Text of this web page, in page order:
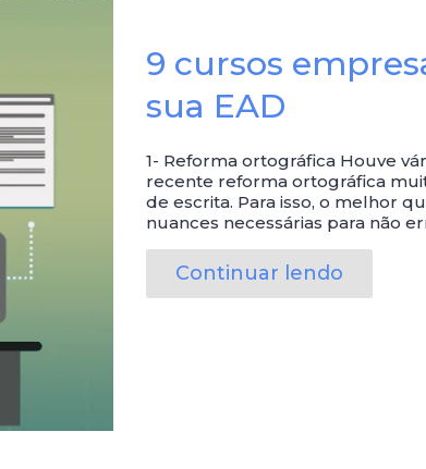
9 cursos
sua EAD
1- Reforma ortográfica Houve
recente reforma ortográfica
de escrita. Para isso, o melhor
nuances necessárias para não
Continuar lendo